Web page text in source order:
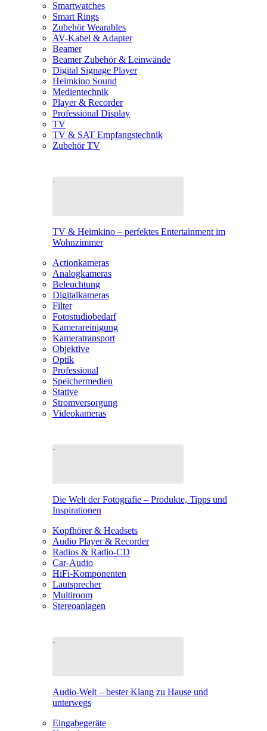
Smartwatches
Smart Rings
Zubehör Wearables
AV-Kabel & Adapter
Beamer
Beamer Zubehör & Leinwände
Digital Signage Player
Heimkino Sound
Medientechnik
Player & Recorder
Professional Display
TV
TV & SAT Empfangstechnik
Zubehör TV
TV & Heimkino – perfektes Entertainment im
Wohnzimmer
Actionkameras
Analogkameras
Beleuchtung
Digitalkameras
Filter
Fotostudiobedarf
Kamerareinigung
Kameratransport
Objektive
Optik
Professional
Speichermedien
Stative
Stromversorgung
Videokameras
Die Welt der Fotografie – Produkte, Tipps und
Inspirationen
Kopfhörer & Headsets
Audio Player & Recorder
Radios & Radio-CD
Car-Audio
HiFi-Komponenten
Lautsprecher
Multiroom
Stereoanlagen
Audio-Welt – bester Klang zu Hause und
unterwegs
Eingabegeräte